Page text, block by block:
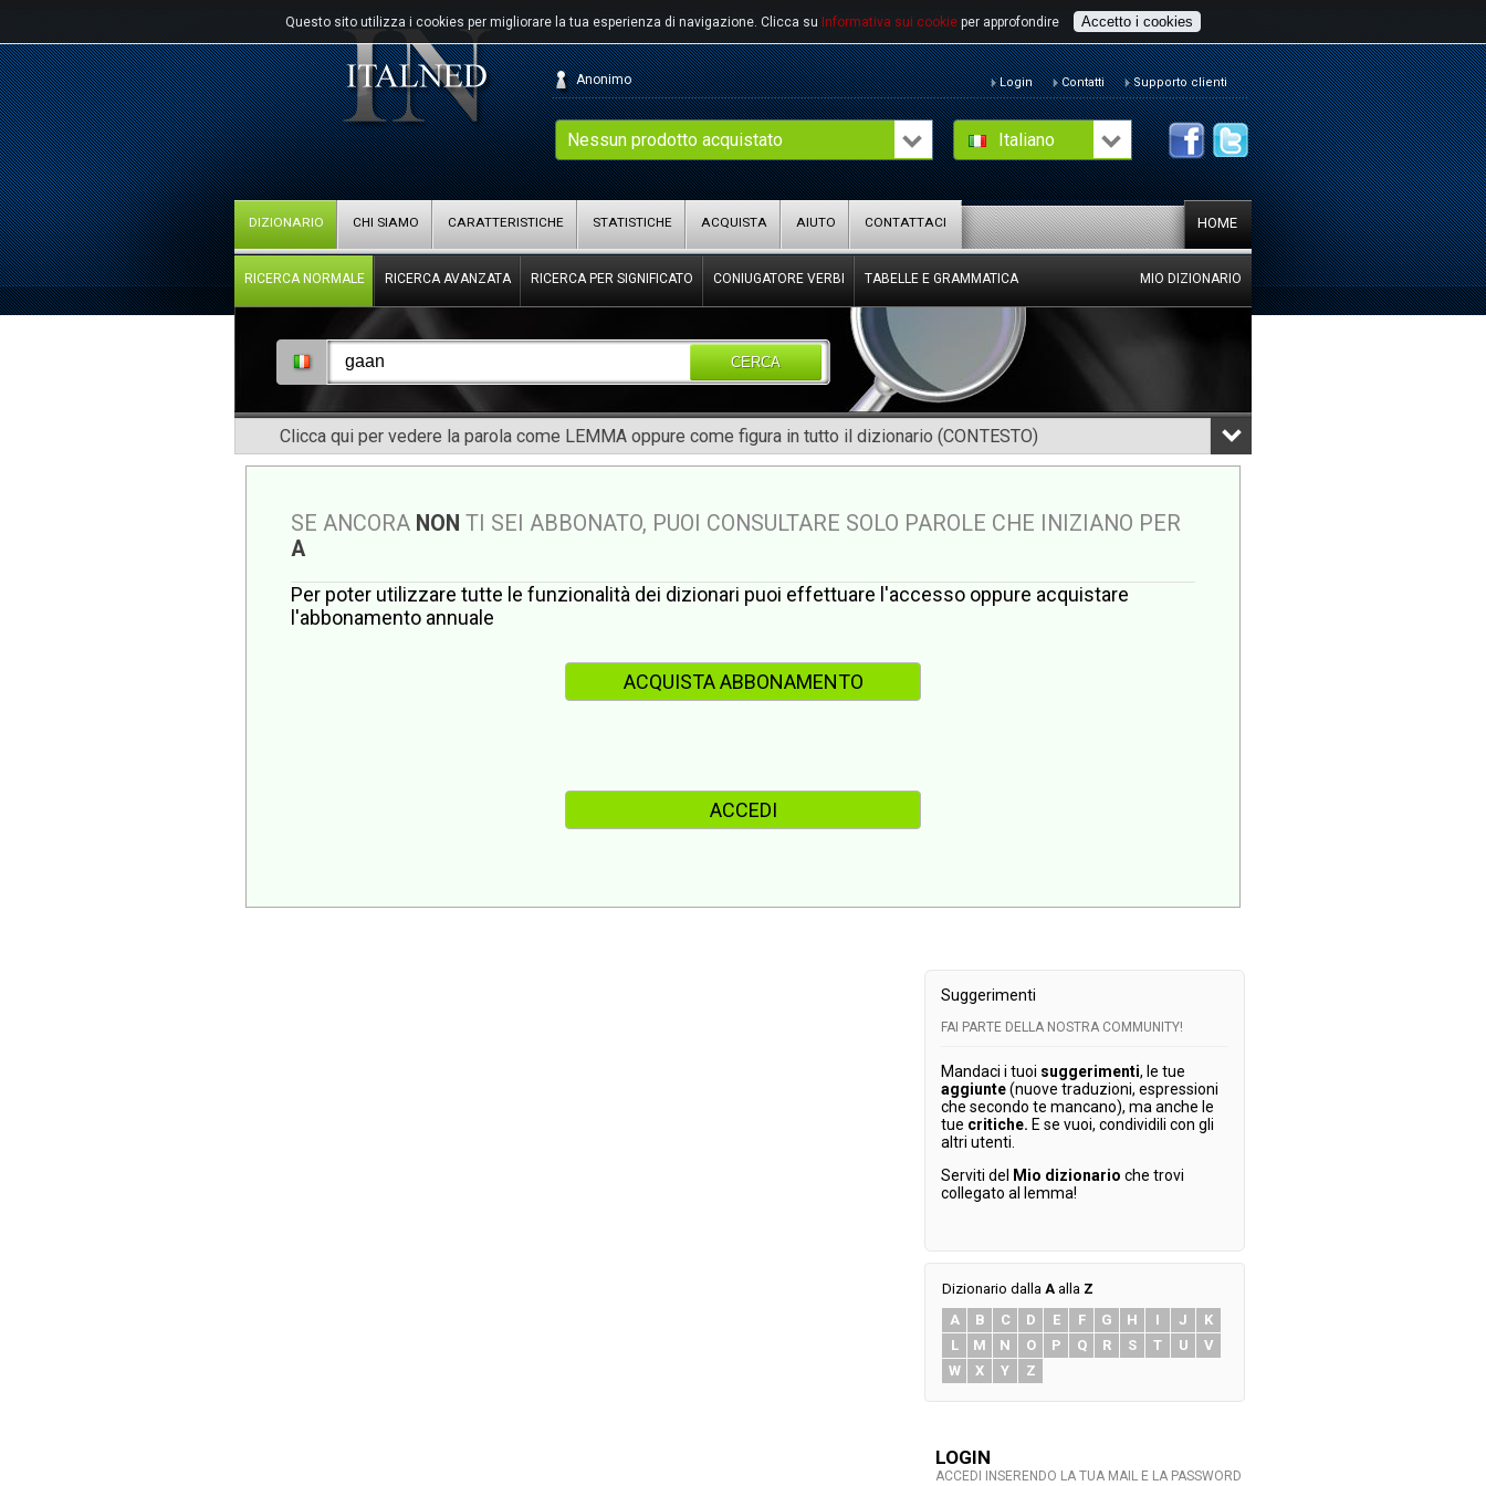
Questo sito utilizza i cookies per migliorare la tua esperienza di navigazione. Clicca su Informativa sui cookie per approfondire Accetto i cookies
Italiano
Nessun prodotto acquistato
Anonimo Login Contatti Supporto clienti
HOME
DIZIONARIO CHI SIAMO CARATTERISTICHE STATISTICHE ACQUISTA AIUTO CONTATTACI
RICERCA NORMALE RICERCA AVANZATA RICERCA PER SIGNIFICATO CONIUGATORE VERBI TABELLE E GRAMMATICA MIO DIZIONARIO
CERCA
Clicca qui per vedere la parola come LEMMA oppure come figura in tutto il dizionario (CONTESTO)
SE ANCORA NON TI SEI ABBONATO, PUOI CONSULTARE SOLO PAROLE CHE INIZIANO PER
A
Per poter utilizzare tutte le funzionalità dei dizionari puoi effettuare l'accesso oppure acquistare
l'abbonamento annuale
ACQUISTA ABBONAMENTO
ACCEDI
Suggerimenti
FAI PARTE DELLA NOSTRA COMMUNITY!
Mandaci i tuoi suggerimenti, le tue
aggiunte(nuove traduzioni, espressioni
che secondo te mancano), ma anche le
tue critiche. E se vuoi, condividili con gli
altri utenti.
Serviti del
Mio dizionario che trovi
collegato al lemma!
Dizionario dalla A alla Z
A
B C D E F G H I J
K
L
M N O P Q R S T U
V
W
X Y Z
LOGIN
ACCEDI INSERENDO LA TUA MAIL E LA PASSWORD